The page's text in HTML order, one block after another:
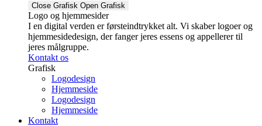
Close Grafisk Open Grafisk
Logo og hjemmesider
I en digital verden er førsteindtrykket alt. Vi skaber logoer og
hjemmesidedesign, der fanger jeres essens og appellerer til
jeres målgruppe.
Kontakt os
Grafisk
Logodesign
Hjemmeside
Logodesign
Hjemmeside
Kontakt